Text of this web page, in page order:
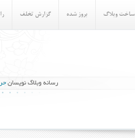
ساخت وبلاگ بروز شده گزارش تخلف